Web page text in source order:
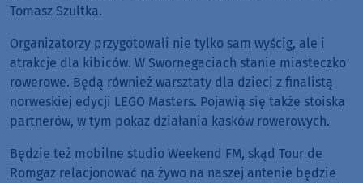
Tomasz Szultka.
Organizatorzy przygotowali nie tylko sam wyścig, ale i
atrakcje dla kibiców. W Swornegaciach stanie miasteczko
rowerowe. Będą również warsztaty dla dzieci z finalistą
norweskiej edycji LEGO Masters. Pojawią się także stoiska
partnerów, w tym pokaz działania kasków rowerowych.
Będzie też mobilne studio Weekend FM, skąd Tour de
Romgaz relacjonować na żywo na naszej antenie będzie